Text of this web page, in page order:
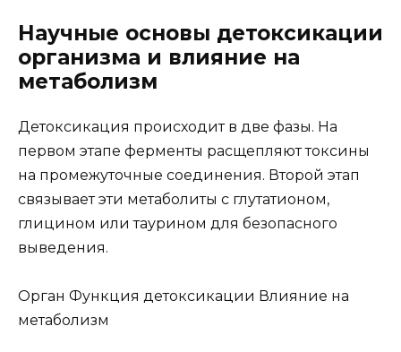
Научные основы детоксикации
организма и влияние на
метаболизм
Детоксикация происходит в две фазы. На
первом этапе ферменты расщепляют токсины
на промежуточные соединения. Второй этап
связывает эти метаболиты с глутатионом,
глицином или таурином для безопасного
выведения.
Орган Функция детоксикации Влияние на
метаболизм